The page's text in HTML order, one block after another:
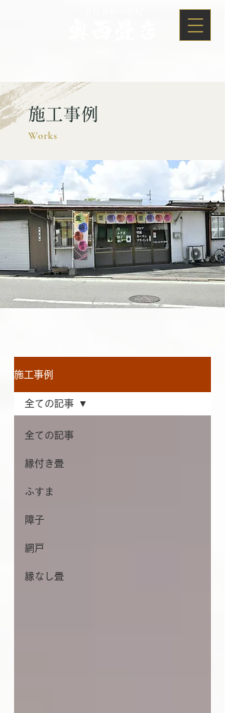
施工事例
Works
施工事例
全ての記事
縁付き畳
ふすま
障子
網戸
縁なし畳
全ての記事